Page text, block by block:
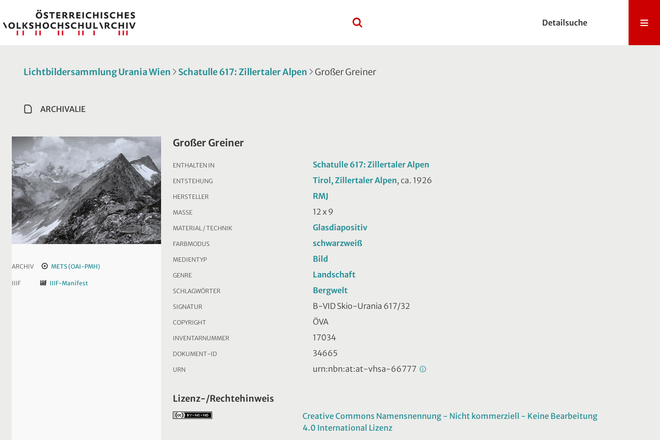
Detailsuche
Lichtbildersammlung Urania Wien Schatulle 617: Zillertaler Alpen Großer Greiner
ARCHIVALIE
ARCHIV METS (OAI-PMH)
IIIF IIIF-Manifest
Großer Greiner
ENTHALTEN IN Schatulle 617: Zillertaler Alpen
ENTSTEHUNG Tirol, Zillertaler Alpen, ca. 1926
HERSTELLER RMJ
MASSE 12 x 9
MATERIAL / TECHNIK Glasdiapositiv
FARBMODUS schwarzweiß
MEDIENTYP Bild
GENRE Landschaft
SCHLAGWÖRTER Bergwelt
SIGNATUR B-VID Skio-Urania 617/32
COPYRIGHT ÖVA
INVENTARNUMMER 17034
DOKUMENT-ID 34665
URN urn:nbn:at:at-vhsa-66777
Lizenz-/Rechtehinweis
Creative Commons Namensnennung - Nicht kommerziell - Keine Bearbeitung
4.0 International Lizenz